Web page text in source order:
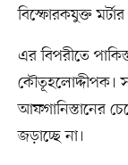
বিস্ফোরকযুক্ত
এর বিপরীতে
কৌতূহলোদ্দীপক।
আফগানিস্তানের
জড়াচ্ছে না।